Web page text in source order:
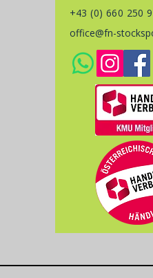
+43 (0) 660 250
office@fn-